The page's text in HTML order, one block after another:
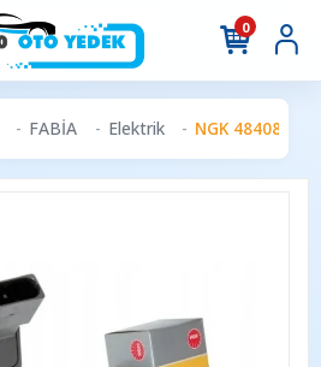
0
FABİA Elektrik NGK 48408 |